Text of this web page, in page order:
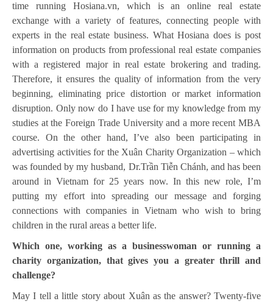
time running Hosiana.vn, which is an online real estate
exchange with a variety of features, connecting people with
experts in the real estate business. What Hosiana does is post
information on products from professional real estate companies
with a registered major in real estate brokering and trading.
Therefore, it ensures the quality of information from the very
beginning, eliminating price distortion or market information
disruption. Only now do I have use for my knowledge from my
studies at the Foreign Trade University and a more recent MBA
course. On the other hand, I’ve also been participating in
advertising activities for the Xuân Charity Organization – which
was founded by my husband, Dr.Trần Tiễn Chánh, and has been
around in Vietnam for 25 years now. In this new role, I’m
putting my effort into spreading our message and forging
connections with companies in Vietnam who wish to bring
children in the rural areas a better life.
Which one, working as a businesswoman or running a
charity organization, that gives you a greater thrill and
challenge?
May I tell a little story about Xuân as the answer? Twenty-five